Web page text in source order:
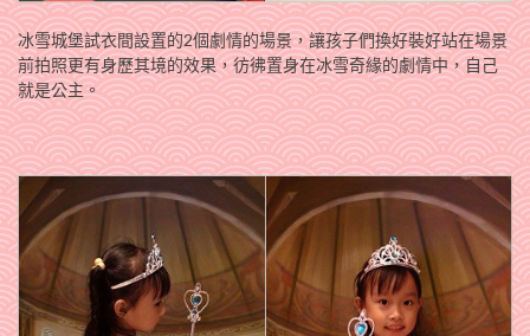
冰雪城堡試衣間設置的2個劇情的場景，讓孩子們換好裝好站在場景
前拍照更有身歷其境的效果，彷彿置身在冰雪奇緣的劇情中，自己
就是公主。